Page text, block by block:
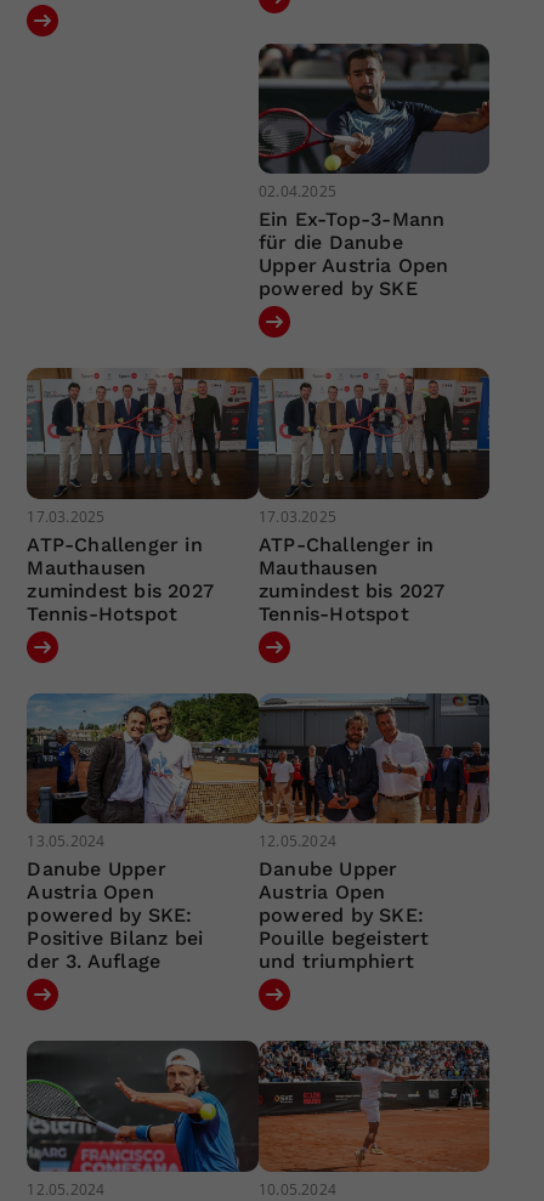
02.04.2025
Ein Ex-Top-3-Mann
für die Danube
Upper Austria Open
powered by SKE
17.03.2025
ATP-Challenger in
Mauthausen
zumindest bis 2027
Tennis-Hotspot
17.03.2025
ATP-Challenger in
Mauthausen
zumindest bis 2027
Tennis-Hotspot
13.05.2024
Danube Upper
Austria Open
powered by SKE:
Positive Bilanz bei
der 3. Auflage
12.05.2024
Danube Upper
Austria Open
powered by SKE:
Pouille begeistert
und triumphiert
12.05.2024 10.05.2024